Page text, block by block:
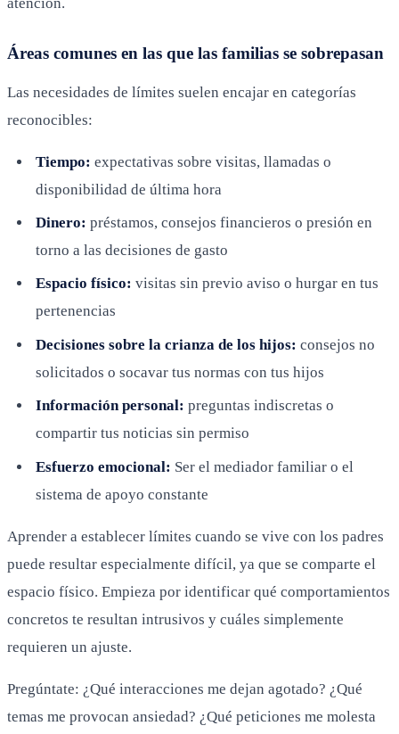
Áreas comunes en las que las familias se sobrepasan
Las necesidades de límites suelen encajar en categorías
reconocibles:
Tiempo: expectativas sobre visitas, llamadas o
disponibilidad de última hora
Dinero: préstamos, consejos financieros o presión en
torno a las decisiones de gasto
Espacio físico: visitas sin previo aviso o hurgar en tus
pertenencias
Decisiones sobre la crianza de los hijos: consejos no
solicitados o socavar tus normas con tus hijos
Información personal: preguntas indiscretas o
compartir tus noticias sin permiso
Esfuerzo emocional: Ser el mediador familiar o el
sistema de apoyo constante
Aprender a establecer límites cuando se vive con los padres
puede resultar especialmente difícil, ya que se comparte el
espacio físico. Empieza por identificar qué comportamientos
concretos te resultan intrusivos y cuáles simplemente
requieren un ajuste.
Pregúntate: ¿Qué interacciones me dejan agotado? ¿Qué
temas me provocan ansiedad? ¿Qué peticiones me molesta